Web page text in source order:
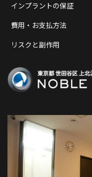
インプラントの保証
費用・お支払方法
リスクと副作用